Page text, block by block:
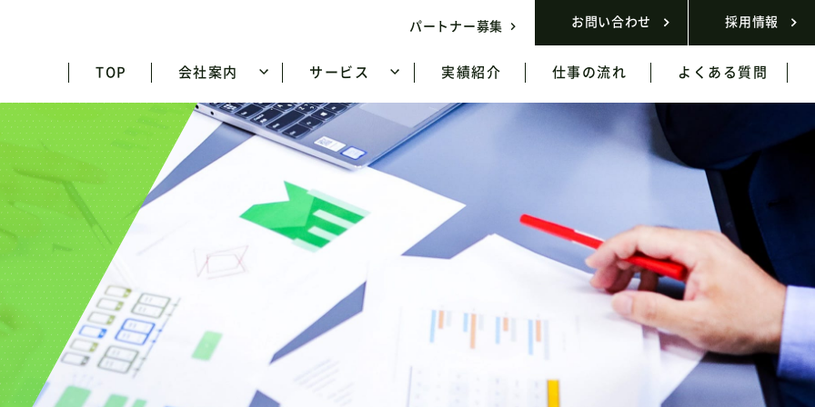
TOP 会社案内 サービス 実績紹介 仕事の流れ よくある質問
パートナー募集 お問い合わせ 採用情報